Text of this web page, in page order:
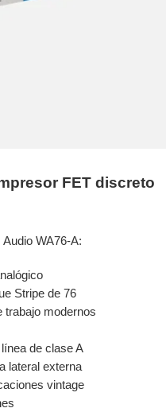
FET discreto
WA76-A:
Stripe de 76
trabajo modernos
de clase A
lateral externa
vintage